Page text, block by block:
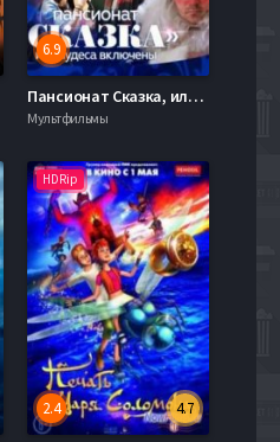
6.9
Пансионат Сказка, или Чудеса включены (2015)
Мультфильмы
HDRip
4.7
2.4